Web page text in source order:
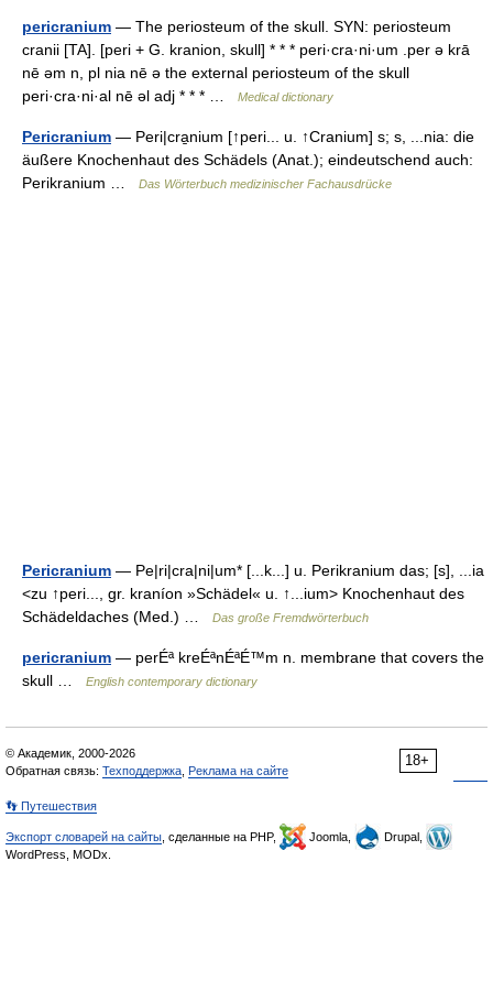
pericranium — The periosteum of the skull. SYN: periosteum
cranii [TA]. [peri + G. kranion, skull] * * * peri·cra·ni·um .per ə krā
nē əm n, pl nia nē ə the external periosteum of the skull
peri·cra·ni·al nē əl adj * * * …
Medical dictionary
Pericranium — Peri|cra̱nium [↑peri... u. ↑Cranium] s; s, ...nia: die
äußere Knochenhaut des Schädels (Anat.); eindeutschend auch:
Perikranium …
Das Wörterbuch medizinischer Fachausdrücke
Pericranium — Pe|ri|cra|ni|um* [...k...] u. Perikranium das; [s], ...ia
<zu ↑peri..., gr. kraníon »Schädel« u. ↑...ium> Knochenhaut des
Schädeldaches (Med.) …
Das große Fremdwörterbuch
pericranium — perÉª kreÉªnÉªÉ™m n. membrane that covers the
skull …
English contemporary dictionary
18+
© Академик, 2000-2026
Обратная связь: Техподдержка Реклама на сайте
👣 Путешествия
Экспорт словарей на сайты , сделанные на PHP, Joomla,
Drupal,
WordPress, MODx.